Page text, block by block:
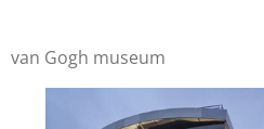
van Gogh museum